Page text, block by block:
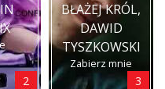
2
BŁAŻEJ KRÓL,
DAWID
TYSZKOWSKI
Zabierz mnie
3